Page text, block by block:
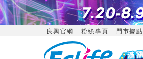
良興官網 粉絲專頁 門市據點